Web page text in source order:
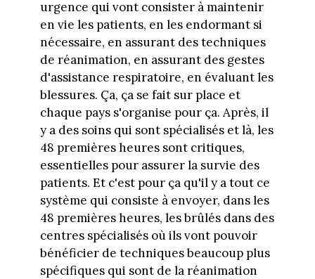
urgence qui vont consister à maintenir
en vie les patients, en les endormant si
nécessaire, en assurant des techniques
de réanimation, en assurant des gestes
d'assistance respiratoire, en évaluant les
blessures. Ça, ça se fait sur place et
chaque pays s'organise pour ça. Après, il
y a des soins qui sont spécialisés et là, les
48 premières heures sont critiques,
essentielles pour assurer la survie des
patients. Et c'est pour ça qu'il y a tout ce
système qui consiste à envoyer, dans les
48 premières heures, les brûlés dans des
centres spécialisés où ils vont pouvoir
bénéficier de techniques beaucoup plus
spécifiques qui sont de la réanimation